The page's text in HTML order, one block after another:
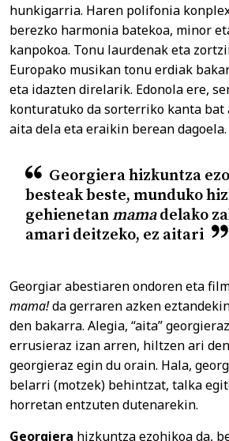
hunkigarria. Haren polifonia
berezko harmonia batekoa, minor
kanpokoa. Tonu laurdenak eta
Europako musikan tonu erdiak
eta idazten direlarik. Edonola ere,
konturatuko da sorterriko kanta bat
aita dela eta eraikin berean dagoela.
Georgiera hizkuntza
besteak beste, munduko
gehienetanmamadelako
amari deitzeko, ez aitari
Georgiar abestiaren ondoren eta
mama!da gerraren azken
den bakarra. Alegia, “aita”
errusieraz izan arren, hiltzen ari
georgieraz egin du orain. Hala,
belarri (motzek) behintzat, talka
horretan entzuten dutenarekin.
Georgiera hizkuntza ezohikoa da,